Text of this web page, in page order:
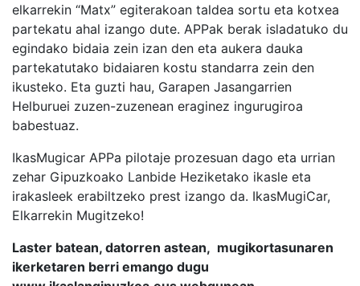
elkarrekin “Matx” egiterakoan taldea sortu eta kotxea
partekatu ahal izango dute. APPak berak isladatuko du
egindako bidaia zein izan den eta aukera dauka
partekatutako bidaiaren kostu standarra zein den
ikusteko. Eta guzti hau, Garapen Jasangarrien
Helburuei zuzen-zuzenean eraginez ingurugiroa
babestuaz.
IkasMugicar APPa pilotaje prozesuan dago eta urrian
zehar Gipuzkoako Lanbide Heziketako ikasle eta
irakasleek erabiltzeko prest izango da. IkasMugiCar,
Elkarrekin Mugitzeko!
Laster batean, datorren astean, mugikortasunaren
ikerketaren berri emango dugu